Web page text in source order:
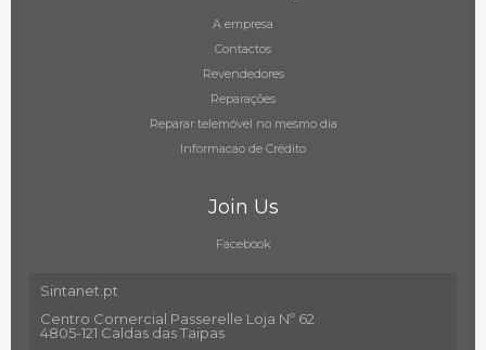
A empresa
Contactos
Revendedores
Reparações
Reparar telemóvel no mesmo dia
Informacao de Crédito
Join Us
Facebook
Sintanet.pt
Centro Comercial Passerelle Loja Nº 62
4805-121 Caldas das Taipas